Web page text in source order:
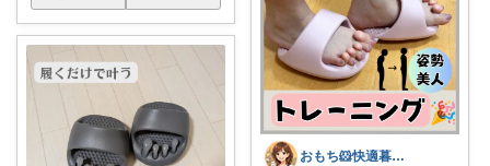
おもち🐹快適暮らし🌸オリ写🪴